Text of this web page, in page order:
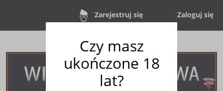
Zarejestruj się Zaloguj się
Czy masz
ukończone 18
lat?